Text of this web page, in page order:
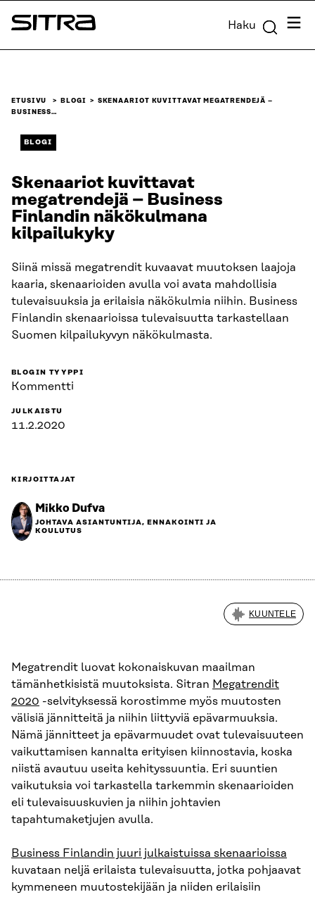
Siirry
suoraan
Sitra Haku
ETUSIVU BLOGI
SKENAARIOT KUVITTAVAT MEGATRENDEJÄ –
BUSINESS…
BLOGI
Skenaariot kuvittavat
megatrendejä – Business
Finlandin näkökulmana
kilpailukyky
Siinä missä megatrendit kuvaavat muutoksen laajoja
kaaria, skenaarioiden avulla voi avata mahdollisia
tulevaisuuksia ja erilaisia näkökulmia niihin. Business
Finlandin skenaarioissa tulevaisuutta tarkastellaan
Suomen kilpailukyvyn näkökulmasta.
BLOGIN TYYPPI
Kommentti
JULKAISTU
11.2.2020
KIRJOITTAJAT
Mikko Dufva
JOHTAVA ASIANTUNTIJA, ENNAKOINTI JA
KOULUTUS
KUUNTELE
Megatrendit luovat kokonaiskuvan maailman
tämänhetkisistä muutoksista. Sitran Megatrendit
2020 -selvityksessä korostimme myös muutosten
välisiä jännitteitä ja niihin liittyviä epävarmuuksia.
Nämä jännitteet ja epävarmuudet ovat tulevaisuuteen
vaikuttamisen kannalta erityisen kiinnostavia, koska
niistä avautuu useita kehityssuuntia. Eri suuntien
vaikutuksia voi tarkastella tarkemmin skenaarioiden
eli tulevaisuuskuvien ja niihin johtavien
tapahtumaketjujen avulla.
Business Finlandin juuri julkaistuissa skenaarioissa
kuvataan neljä erilaista tulevaisuutta, jotka pohjaavat
kymmeneen muutostekijään ja niiden erilaisiin